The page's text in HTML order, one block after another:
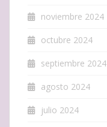
noviembre 2024
octubre 2024
septiembre 2024
agosto 2024
julio 2024